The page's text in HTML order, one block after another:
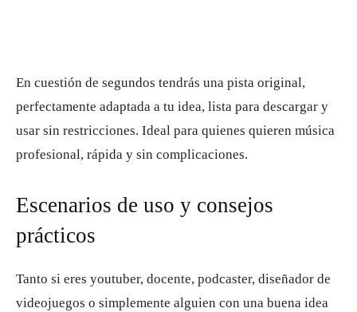
En cuestión de segundos tendrás una pista original,
perfectamente adaptada a tu idea, lista para descargar y
usar sin restricciones. Ideal para quienes quieren música
profesional, rápida y sin complicaciones.
Escenarios de uso y consejos
prácticos
Tanto si eres youtuber, docente, podcaster, diseñador de
videojuegos o simplemente alguien con una buena idea